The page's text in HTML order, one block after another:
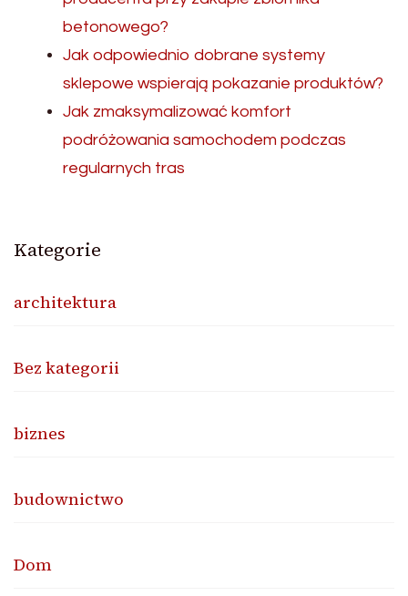
betonowego?
Jak odpowiednio dobrane systemy
sklepowe wspierają pokazanie produktów?
Jak zmaksymalizować komfort
podróżowania samochodem podczas
regularnych tras
Kategorie
architektura
Bez kategorii
biznes
budownictwo
Dom